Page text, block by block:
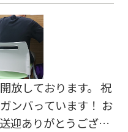
苦手克服のために単
からこそできる対策
方はどうぞお気軽
ノ 今なら４回分
ーンも実施中！ 無料
放しております。 祝
ンバっています！ お
迎ありがとうござい